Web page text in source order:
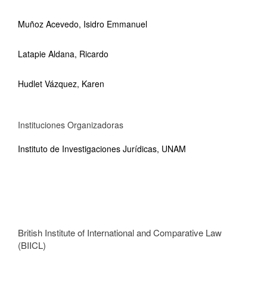
Muñoz Acevedo, Isidro Emmanuel
Latapie Aldana, Ricardo
Hudlet Vázquez, Karen
Instituciones Organizadoras
Instituto de Investigaciones Jurídicas, UNAM
British Institute of International and Comparative Law
(BIICL)